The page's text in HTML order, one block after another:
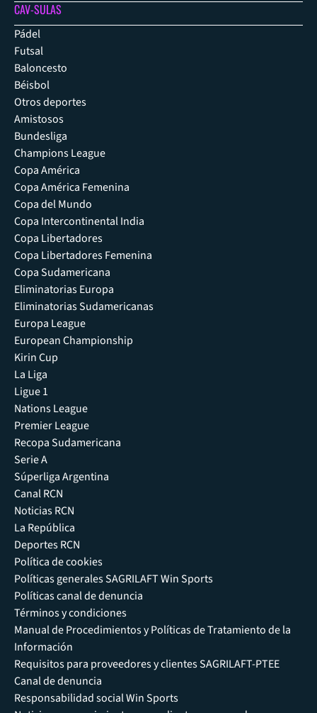
CAV-SULAS
Pádel
Futsal
Baloncesto
Béisbol
Otros deportes
Amistosos
Bundesliga
Champions League
Copa América
Copa América Femenina
Copa del Mundo
Copa Intercontinental India
Copa Libertadores
Copa Libertadores Femenina
Copa Sudamericana
Eliminatorias Europa
Eliminatorias Sudamericanas
Europa League
European Championship
Kirin Cup
La Liga
Ligue 1
Nations League
Premier League
Recopa Sudamericana
Serie A
Súperliga Argentina
Canal RCN
Noticias RCN
La República
Deportes RCN
Política de cookies
Políticas generales SAGRILAFT Win Sports
Políticas canal de denuncia
Términos y condiciones
Manual de Procedimientos y Políticas de Tratamiento de la
Información
Requisitos para proveedores y clientes SAGRILAFT-PTEE
Canal de denuncia
Responsabilidad social Win Sports